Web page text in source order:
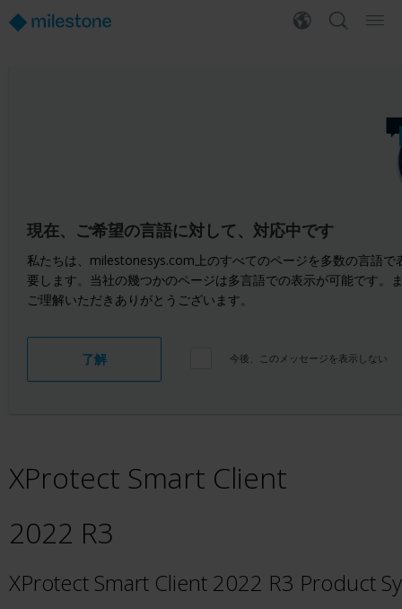
現在、ご希望の言語に対して、対応中です
私たちは、milestonesys.com上のすべてのページを多数の言語
要します。当社の幾つかのページは多言語での表示が可能です
ご理解いただきありがとうございます。
了解 今後、このメッセージを表示しない
XProtect Smart Client
2022 R3
XProtect Smart Client 2022 R3 Product